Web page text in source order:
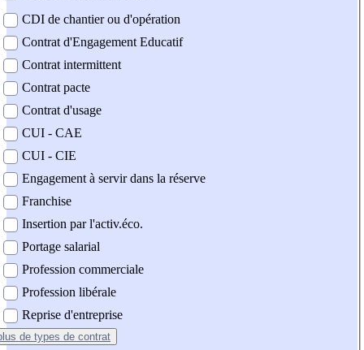
CDI de chantier ou d'opération
Contrat d'Engagement Educatif
Contrat intermittent
Contrat pacte
Contrat d'usage
CUI - CAE
CUI - CIE
Engagement à servir dans la réserve
Franchise
Insertion par l'activ.éco.
Portage salarial
Profession commerciale
Profession libérale
Reprise d'entreprise
de types de contrat